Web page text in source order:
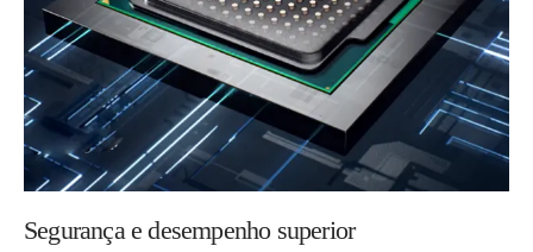
Segurança e desempenho superior